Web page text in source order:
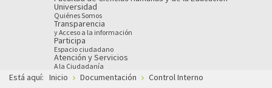
Universidad
Quiénes Somos
Transparencia
y Acceso a la información
Participa
Espacio ciudadano
Atención y Servicios
A la Ciudadanía
Está aquí: Inicio Documentación Control Interno